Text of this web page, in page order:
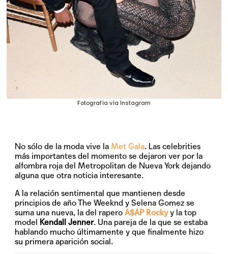
Fotografía vía Instagram
No sólo de la moda vive laMet Gala. Las celebrities
más importantes del momento se dejaron ver por la
alfombra roja del Metropolitan de Nueva York dejando
alguna que otra noticia interesante.
A la relación sentimental que mantienen desde
principios de año The Weeknd y Selena Gomez se
suma una nueva, la del raperoA$AP Rockyy la top
model Kendall Jenner. Una pareja de la que se estaba
hablando mucho últimamente y que finalmente hizo
su primera aparición social.